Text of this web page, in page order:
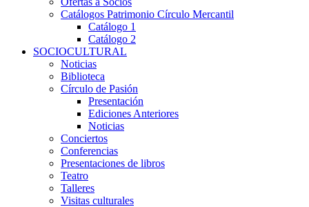
Catálogos Patrimonio Círculo Mercantil
Catálogo 1
Catálogo 2
SOCIOCULTURAL
Noticias
Biblioteca
Círculo de Pasión
Presentación
Ediciones Anteriores
Noticias
Conciertos
Conferencias
Presentaciones de libros
Teatro
Talleres
Visitas culturales